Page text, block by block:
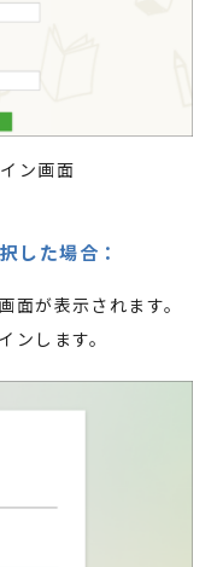
ン画面
した場合：
面が表示されます。
ンします。